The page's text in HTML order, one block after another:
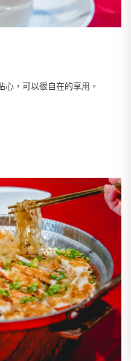
心，可以很自在的享用。